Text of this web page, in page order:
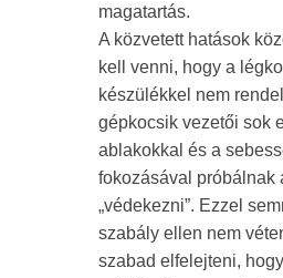
magatartás.
A közvetett hatások
kell venni, hogy a
készülékkel nem
gépkocsik vezetői sok
ablakokkal és a
fokozásával próbálnak
„védekezni”. Ezzel
szabály ellen nem
szabad elfelejteni,